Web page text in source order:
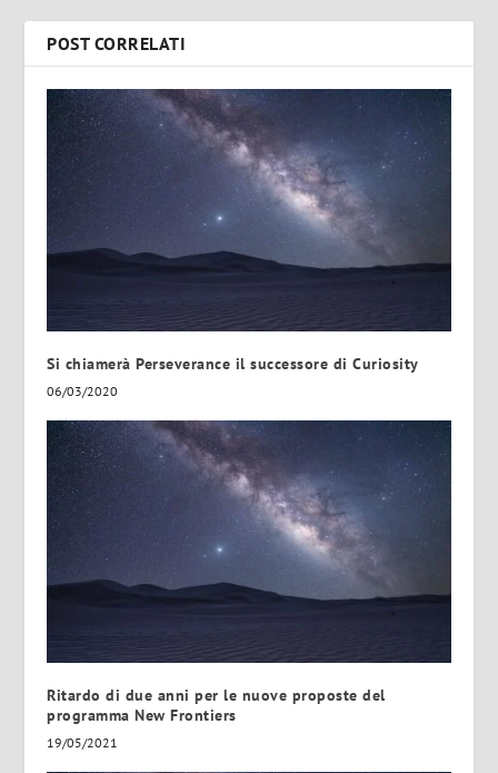
POST CORRELATI
Si chiamerà Perseverance il successore di Curiosity
06/03/2020
Ritardo di due anni per le nuove proposte del
programma New Frontiers
19/05/2021